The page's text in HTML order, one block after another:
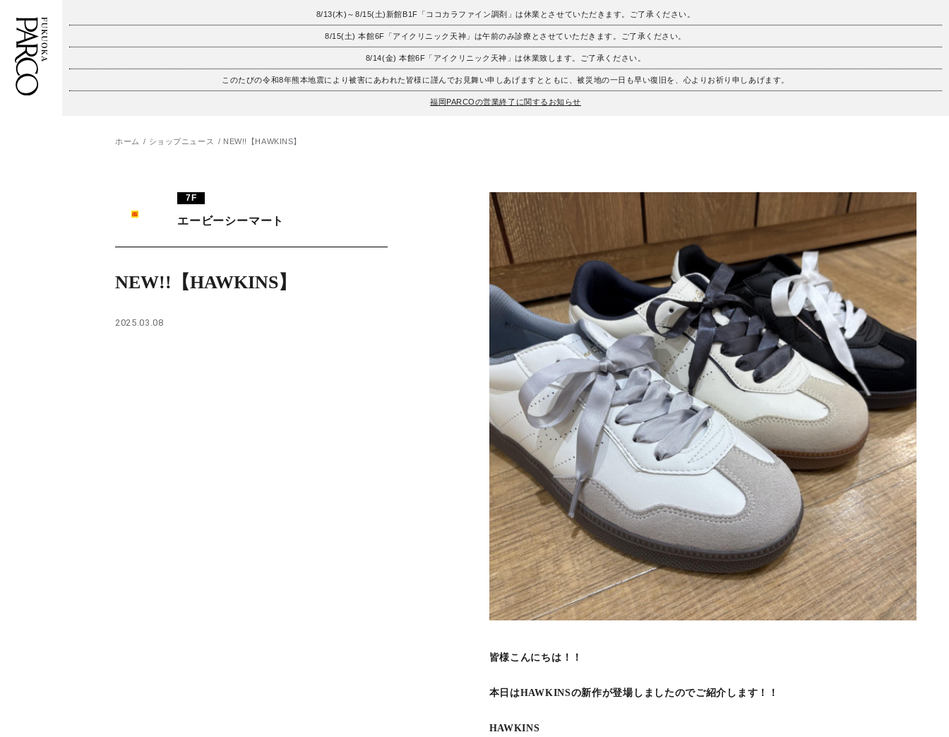
8/13(木)～8/15(土)新館B1F「ココカラファイン調剤」は休業とさせていただきます。ご了承ください。
8/15(土) 本館6F「アイクリニック天神」は午前のみ診療とさせていただきます。ご了承ください。
8/14(金) 本館6F「アイクリニック天神」は休業致します。ご了承ください。
このたびの令和8年熊本地震により被害にあわれた皆様に謹んでお見舞い申しあげますとともに、被災地の一日も早い復旧を、心よりお祈り申しあげます。
福岡PARCOの営業終了に関するお知らせ
施設案内・アクセス
TAX FREE
PARCOメンバーズ
ホーム ショップニュース NEW!!【HAWKINS】
7F
エービーシーマート
NEW!!【HAWKINS】
2025.03.08
皆様こんにちは！！
本日はHAWKINSの新作が登場しましたのでご紹介します！！
HAWKINS